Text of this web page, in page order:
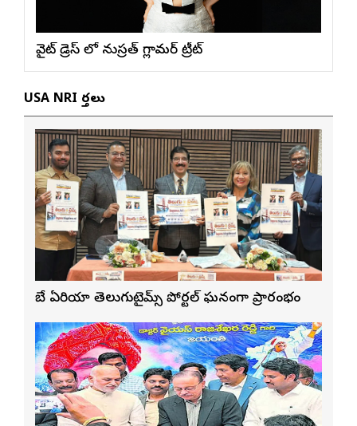
వైట్ డ్రెస్ లో నుస్ర‌త్ గ్లామ‌ర్ ట్రీట్
USA NRI వార్తలు
బే ఏరియా తెలుగుటైమ్స్ పోర్టల్ ఘనంగా ప్రారంభం